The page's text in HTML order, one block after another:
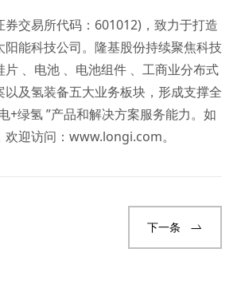
券交易所代码：601012)，致力于打造
阳能科技公司。隆基股份持续聚焦科技
、电池 、电池组件 、工商业分布式
以及氢装备五大业务板块，形成支撑全
+绿氢 ”产品和解决方案服务能力。如
迎访问： www.longi.com。
下一条